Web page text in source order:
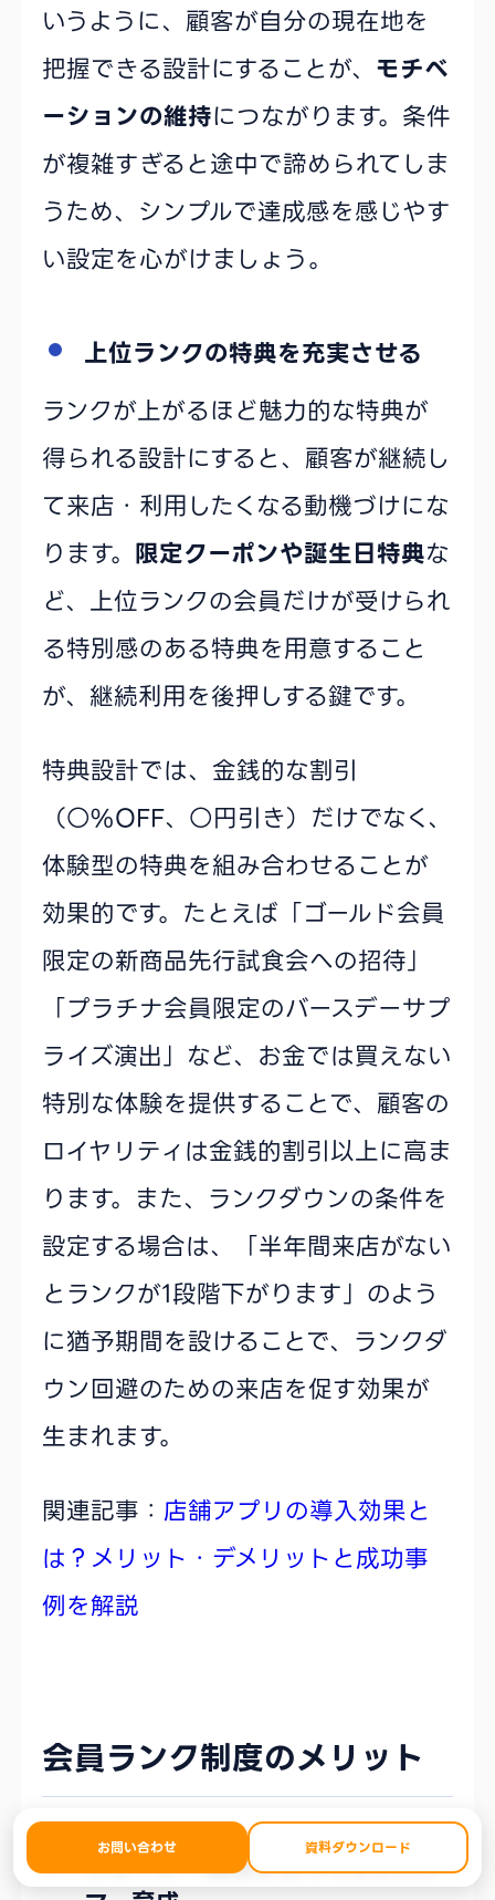
いうように、顧客が自分の現在地を
把握できる設計にすることが、 モチベ
ーションの維持につながります。条件
が複雑すぎると途中で諦められてしま
うため、シンプルで達成感を感じやす
い設定を心がけましょう。
上位ランクの特典を充実させる
ランクが上がるほど魅力的な特典が
得られる設計にすると、顧客が継続し
て来店・利用したくなる動機づけにな
ります。 限定クーポンや誕生日特典な
ど、上位ランクの会員だけが受けられ
る特別感のある特典を用意すること
が、継続利用を後押しする鍵です。
特典設計では、金銭的な割引
（○%OFF、○円引き）だけでなく、
体験型の特典を組み合わせることが
効果的です。たとえば「ゴールド会員
限定の新商品先行試食会への招待」
「プラチナ会員限定のバースデーサプ
ライズ演出」など、お金では買えない
特別な体験を提供することで、顧客の
ロイヤリティは金銭的割引以上に高ま
ります。また、ランクダウンの条件を
設定する場合は、「半年間来店がない
とランクが1段階下がります」のよう
に猶予期間を設けることで、ランクダ
ウン回避のための来店を促す効果が
生まれます。
関連記事： 店舗アプリの導入効果と
は？メリット・デメリットと成功事
例を解説
会員ランク制度のメリット
リピーター獲得とロイヤルカスタ
お問い合わせ 資料ダウンロード